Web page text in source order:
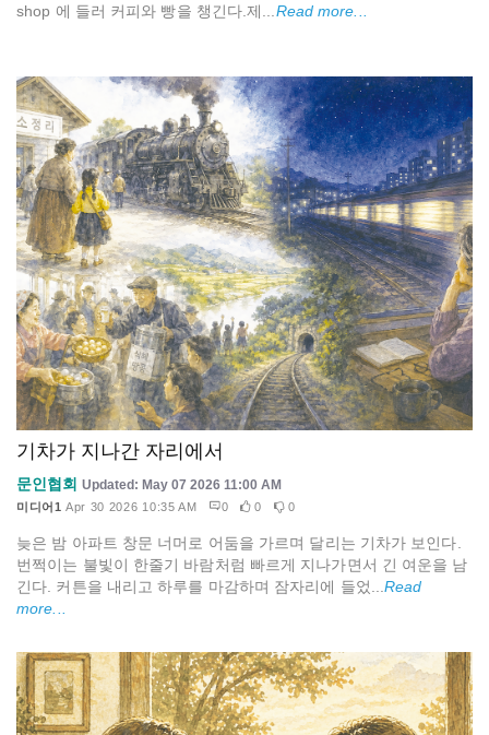
shop 에 들러 커피와 빵을 챙긴다.제... Read more...
기차가 지나간 자리에서
문인협회 Updated: May 07 2026 11:00 AM
미디어1 Apr 30 2026 10:35 AM 0 0 0
늦은 밤 아파트 창문 너머로 어둠을 가르며 달리는 기차가 보인다.
번쩍이는 불빛이 한줄기 바람처럼 빠르게 지나가면서 긴 여운을 남
긴다. 커튼을 내리고 하루를 마감하며 잠자리에 들었...Read
more...